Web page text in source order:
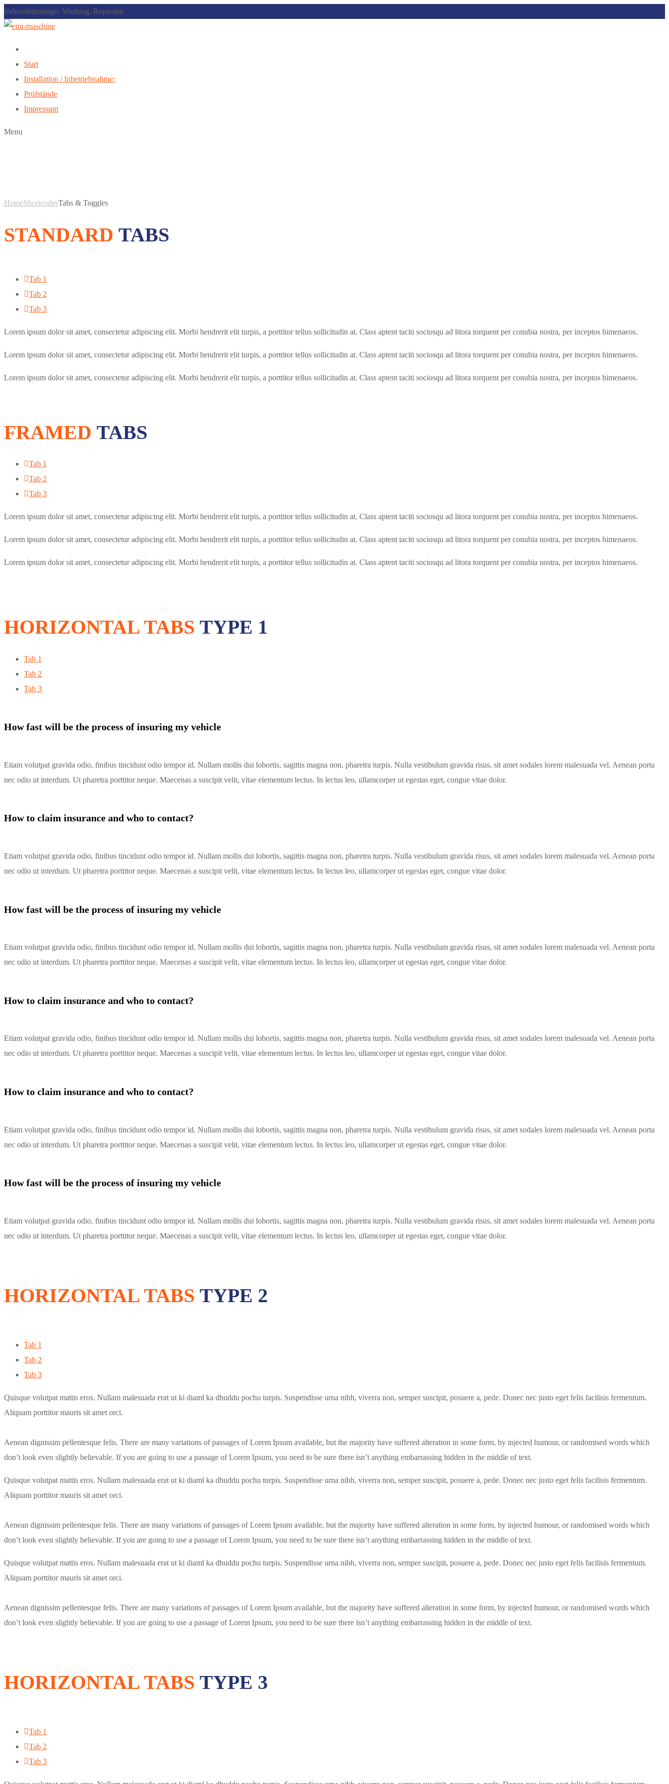
Industriemontage, Wartung, Reparatur
Start
Installation / Inbetriebnahme:
Prüfstände
Impressum
Menu
HomeShortcodesTabs & Toggles
STANDARD TABS
Tab 1
Tab 2
Tab 3
Lorem ipsum dolor sit amet, consectetur adipiscing elit. Morbi hendrerit elit turpis, a porttitor tellus sollicitudin at. Class aptent taciti sociosqu ad litora torquent per conubia nostra, per inceptos himenaeos.
Lorem ipsum dolor sit amet, consectetur adipiscing elit. Morbi hendrerit elit turpis, a porttitor tellus sollicitudin at. Class aptent taciti sociosqu ad litora torquent per conubia nostra, per inceptos himenaeos.
Lorem ipsum dolor sit amet, consectetur adipiscing elit. Morbi hendrerit elit turpis, a porttitor tellus sollicitudin at. Class aptent taciti sociosqu ad litora torquent per conubia nostra, per inceptos himenaeos.
FRAMED TABS
Tab 1
Tab 2
Tab 3
Lorem ipsum dolor sit amet, consectetur adipiscing elit. Morbi hendrerit elit turpis, a porttitor tellus sollicitudin at. Class aptent taciti sociosqu ad litora torquent per conubia nostra, per inceptos himenaeos.
Lorem ipsum dolor sit amet, consectetur adipiscing elit. Morbi hendrerit elit turpis, a porttitor tellus sollicitudin at. Class aptent taciti sociosqu ad litora torquent per conubia nostra, per inceptos himenaeos.
Lorem ipsum dolor sit amet, consectetur adipiscing elit. Morbi hendrerit elit turpis, a porttitor tellus sollicitudin at. Class aptent taciti sociosqu ad litora torquent per conubia nostra, per inceptos himenaeos.
HORIZONTAL TABS TYPE 1
Tab 1
Tab 2
Tab 3
How fast will be the process of insuring my vehicle
Etiam volutpat gravida odio, finibus tincidunt odio tempor id. Nullam mollis dui lobortis, sagittis magna non, pharetra turpis. Nulla vestibulum gravida risus, sit amet sodales lorem malesuada vel. Aenean porta
nec odio ut interdum. Ut pharetra porttitor neque. Maecenas a suscipit velit, vitae elementum lectus. In lectus leo, ullamcorper ut egestas eget, congue vitae dolor.
How to claim insurance and who to contact?
Etiam volutpat gravida odio, finibus tincidunt odio tempor id. Nullam mollis dui lobortis, sagittis magna non, pharetra turpis. Nulla vestibulum gravida risus, sit amet sodales lorem malesuada vel. Aenean porta
nec odio ut interdum. Ut pharetra porttitor neque. Maecenas a suscipit velit, vitae elementum lectus. In lectus leo, ullamcorper ut egestas eget, congue vitae dolor.
How fast will be the process of insuring my vehicle
Etiam volutpat gravida odio, finibus tincidunt odio tempor id. Nullam mollis dui lobortis, sagittis magna non, pharetra turpis. Nulla vestibulum gravida risus, sit amet sodales lorem malesuada vel. Aenean porta
nec odio ut interdum. Ut pharetra porttitor neque. Maecenas a suscipit velit, vitae elementum lectus. In lectus leo, ullamcorper ut egestas eget, congue vitae dolor.
How to claim insurance and who to contact?
Etiam volutpat gravida odio, finibus tincidunt odio tempor id. Nullam mollis dui lobortis, sagittis magna non, pharetra turpis. Nulla vestibulum gravida risus, sit amet sodales lorem malesuada vel. Aenean porta
nec odio ut interdum. Ut pharetra porttitor neque. Maecenas a suscipit velit, vitae elementum lectus. In lectus leo, ullamcorper ut egestas eget, congue vitae dolor.
How to claim insurance and who to contact?
Etiam volutpat gravida odio, finibus tincidunt odio tempor id. Nullam mollis dui lobortis, sagittis magna non, pharetra turpis. Nulla vestibulum gravida risus, sit amet sodales lorem malesuada vel. Aenean porta
nec odio ut interdum. Ut pharetra porttitor neque. Maecenas a suscipit velit, vitae elementum lectus. In lectus leo, ullamcorper ut egestas eget, congue vitae dolor.
How fast will be the process of insuring my vehicle
Etiam volutpat gravida odio, finibus tincidunt odio tempor id. Nullam mollis dui lobortis, sagittis magna non, pharetra turpis. Nulla vestibulum gravida risus, sit amet sodales lorem malesuada vel. Aenean porta
nec odio ut interdum. Ut pharetra porttitor neque. Maecenas a suscipit velit, vitae elementum lectus. In lectus leo, ullamcorper ut egestas eget, congue vitae dolor.
HORIZONTAL TABS TYPE 2
Tab 1
Tab 2
Tab 3
Quisque volutpat mattis eros. Nullam malesuada erat ut ki diaml ka dhuddu pochu turpis. Suspendisse urna nibh, viverra non, semper suscipit, posuere a, pede. Donec nec justo eget felis facilisis fermentum.
Aliquam porttitor mauris sit amet orci.
Aenean dignissim pellentesque felis. There are many variations of passages of Lorem Ipsum available, but the majority have suffered alteration in some form, by injected humour, or randomised words which
don’t look even slightly believable. If you are going to use a passage of Lorem Ipsum, you need to be sure there isn’t anything embarrassing hidden in the middle of text.
Quisque volutpat mattis eros. Nullam malesuada erat ut ki diaml ka dhuddu pochu turpis. Suspendisse urna nibh, viverra non, semper suscipit, posuere a, pede. Donec nec justo eget felis facilisis fermentum.
Aliquam porttitor mauris sit amet orci.
Aenean dignissim pellentesque felis. There are many variations of passages of Lorem Ipsum available, but the majority have suffered alteration in some form, by injected humour, or randomised words which
don’t look even slightly believable. If you are going to use a passage of Lorem Ipsum, you need to be sure there isn’t anything embarrassing hidden in the middle of text.
Quisque volutpat mattis eros. Nullam malesuada erat ut ki diaml ka dhuddu pochu turpis. Suspendisse urna nibh, viverra non, semper suscipit, posuere a, pede. Donec nec justo eget felis facilisis fermentum.
Aliquam porttitor mauris sit amet orci.
Aenean dignissim pellentesque felis. There are many variations of passages of Lorem Ipsum available, but the majority have suffered alteration in some form, by injected humour, or randomised words which
don’t look even slightly believable. If you are going to use a passage of Lorem Ipsum, you need to be sure there isn’t anything embarrassing hidden in the middle of text.
HORIZONTAL TABS TYPE 3
Tab 1
Tab 2
Tab 3